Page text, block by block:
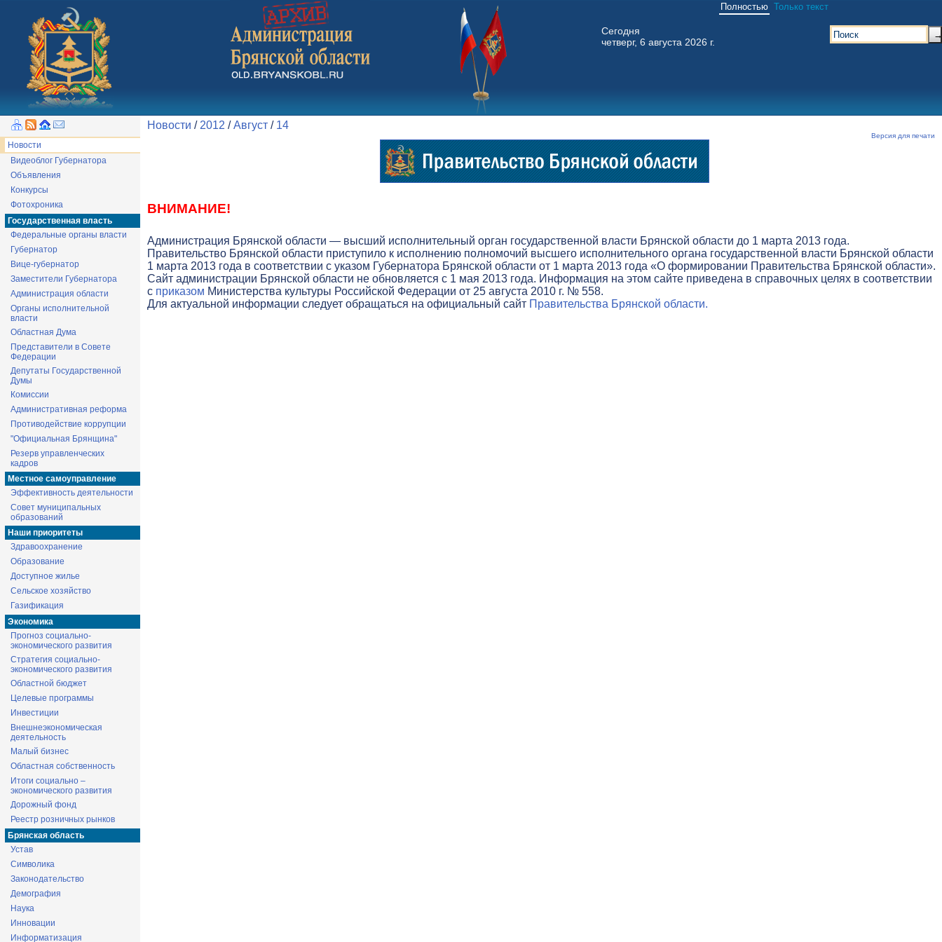
Полностью Только текст
Сегодня
четверг, 6 августа 2026 г.
→
Новости
Видеоблог Губернатора
Объявления
Конкурсы
Фотохроника
Государственная власть
Федеральные органы власти
Губернатор
Вице-губернатор
Заместители Губернатора
Администрация области
Органы исполнительной
власти
Областная Дума
Представители в Совете
Федерации
Депутаты Государственной
Думы
Комиссии
Административная реформа
Противодействие коррупции
"Официальная Брянщина"
Резерв управленческих
кадров
Местное самоуправление
Эффективность деятельности
Совет муниципальных
образований
Наши приоритеты
Здравоохранение
Образование
Доступное жилье
Сельское хозяйство
Газификация
Экономика
Прогноз социально-
экономического развития
Стратегия социально-
экономического развития
Областной бюджет
Целевые программы
Инвестиции
Внешнеэкономическая
деятельность
Малый бизнес
Областная собственность
Итоги социально –
экономического развития
Дорожный фонд
Реестр розничных рынков
Брянская область
Устав
Символика
Законодательство
Демография
Наука
Инновации
Информатизация
Новости / 2012 /Август / 14
Версия для печати
ВНИМАНИЕ!
Администрация Брянской области — высший исполнительный орган государственной власти Брянской области до 1 марта 2013 года.
Правительство Брянской области приступило к исполнению полномочий высшего исполнительного органа государственной власти Брянской области
1 марта 2013 года в соответствии с указом Губернатора Брянской области от 1 марта 2013 года «О формировании Правительства Брянской области».
Cайт администрации Брянской области не обновляется с 1 мая 2013 года. Информация на этом сайте приведена в справочных целях в соответствии
с приказом Министерства культуры Российской Федерации от 25 августа 2010 г. № 558.
Для актуальной информации следует обращаться на официальный сайт Правительства Брянской области.